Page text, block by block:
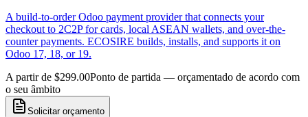
A build-to-order Odoo payment provider that connects your
checkout to 2C2P for cards, local ASEAN wallets, and over-the-
counter payments. ECOSIRE builds, installs, and supports it on
Odoo 17, 18, or 19.
A partir de $299.00Ponto de partida — orçamentado de acordo com
o seu âmbito
Solicitar orçamento